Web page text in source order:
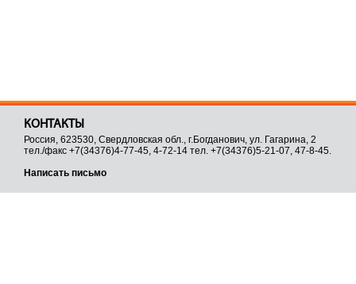
КОНТАКТЫ
Россия, 623530, Свердловская обл., г.Богданович, ул. Гагарина, 2
тел./факс +7(34376)4-77-45, 4-72-14 тел. +7(34376)5-21-07, 47-8-45.
Написать письмо